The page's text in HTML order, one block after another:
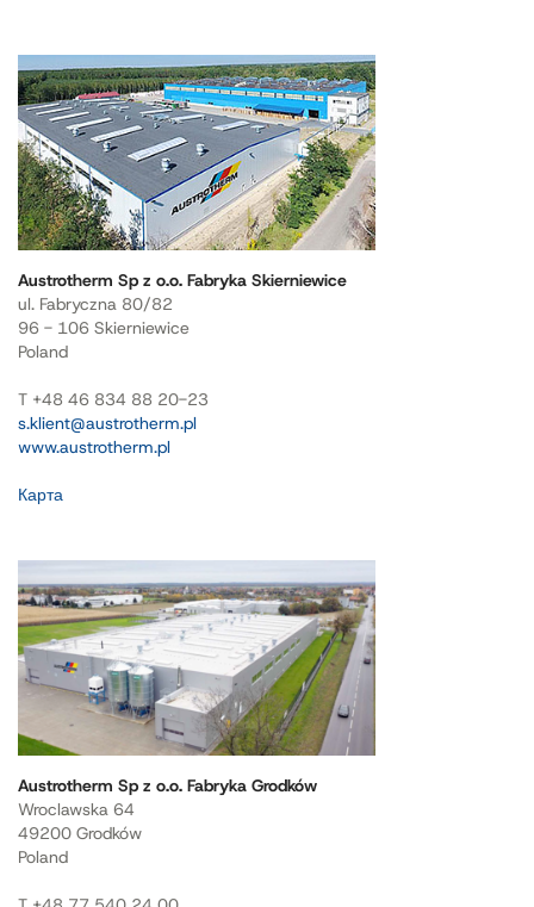
Austrotherm Sp z o.o. Fabryka Skierniewice
ul. Fabryczna 80/82
96 - 106 Skierniewice
Poland
T +48 46 834 88 20-23
s.klient@austrotherm.pl
www.austrotherm.pl
Карта
Austrotherm Sp z o.o. Fabryka Grodków
Wroclawska 64
49200 Grodków
Poland